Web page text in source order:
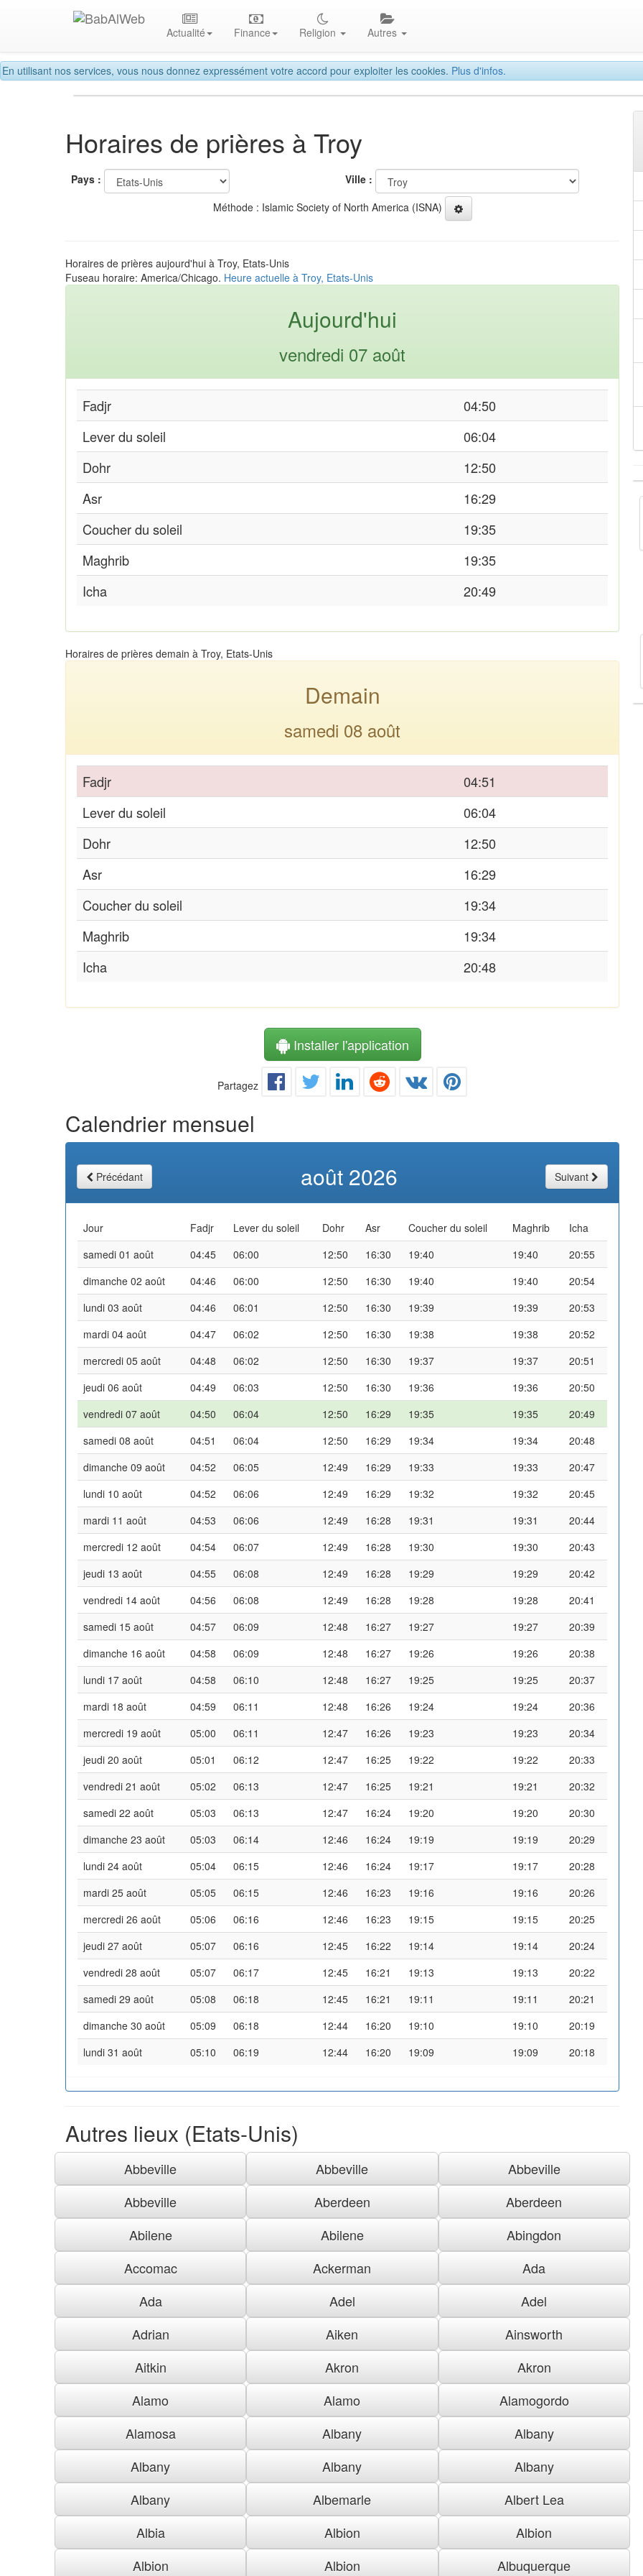
En utilisant nos services, vous nous donnez expressément votre accord pour exploiter les cookies. Plus d'infos.
Actualité Finance Religion Autres
Horaires de prières à Troy
Pays :
Ville :
Méthode : Islamic Society of North America (ISNA)
Horaires de prières aujourd'hui à Troy, Etats-Unis
Fuseau horaire: America/Chicago. Heure actuelle à Troy, Etats-Unis
Aujourd'hui
vendredi 07 août
Fadjr
04:50
Lever du soleil
06:04
Dohr
12:50
Asr
16:29
Coucher du soleil
19:35
Maghrib
19:35
Icha
20:49
Horaires de prières demain à Troy, Etats-Unis
Demain
samedi 08 août
Fadjr
04:51
Lever du soleil
06:04
Dohr
12:50
Asr
16:29
Coucher du soleil
19:34
Maghrib
19:34
Icha
20:48
Installer l'application
Partagez
Calendrier mensuel
Précédant août 2026 Suivant
Jour Fadjr Lever du soleil Dohr Asr Coucher du soleil Maghrib
Icha
samedi 01 août
04:45 06:00 12:50 16:30 19:40 19:40
20:55
dimanche 02 août
04:46 06:00 12:50 16:30 19:40 19:40
20:54
lundi 03 août
04:46 06:01 12:50 16:30 19:39 19:39
20:53
mardi 04 août
04:47 06:02 12:50 16:30 19:38 19:38
20:52
mercredi 05 août
04:48 06:02 12:50 16:30 19:37 19:37
20:51
jeudi 06 août
04:49 06:03 12:50 16:30 19:36 19:36
20:50
vendredi 07 août
04:50 06:04 12:50 16:29 19:35 19:35
20:49
samedi 08 août
04:51 06:04 12:50 16:29 19:34 19:34
20:48
dimanche 09 août
04:52 06:05 12:49 16:29 19:33 19:33
20:47
lundi 10 août
04:52 06:06 12:49 16:29 19:32 19:32
20:45
mardi 11 août
04:53 06:06 12:49 16:28 19:31 19:31
20:44
mercredi 12 août
04:54 06:07 12:49 16:28 19:30 19:30
20:43
jeudi 13 août
04:55 06:08 12:49 16:28 19:29 19:29
20:42
vendredi 14 août
04:56 06:08 12:49 16:28 19:28 19:28
20:41
samedi 15 août
04:57 06:09 12:48 16:27 19:27 19:27
20:39
dimanche 16 août
04:58 06:09 12:48 16:27 19:26 19:26
20:38
lundi 17 août
04:58 06:10 12:48 16:27 19:25 19:25
20:37
mardi 18 août
04:59 06:11 12:48 16:26 19:24 19:24
20:36
mercredi 19 août
05:00 06:11 12:47 16:26 19:23 19:23
20:34
jeudi 20 août
05:01 06:12 12:47 16:25 19:22 19:22
20:33
vendredi 21 août
05:02 06:13 12:47 16:25 19:21 19:21
20:32
samedi 22 août
05:03 06:13 12:47 16:24 19:20 19:20
20:30
dimanche 23 août
05:03 06:14 12:46 16:24 19:19 19:19
20:29
lundi 24 août
05:04 06:15 12:46 16:24 19:17 19:17
20:28
mardi 25 août
05:05 06:15 12:46 16:23 19:16 19:16
20:26
mercredi 26 août
05:06 06:16 12:46 16:23 19:15 19:15
20:25
jeudi 27 août
05:07 06:16 12:45 16:22 19:14 19:14
20:24
vendredi 28 août
05:07 06:17 12:45 16:21 19:13 19:13
20:22
samedi 29 août
05:08 06:18 12:45 16:21 19:11 19:11
20:21
dimanche 30 août
05:09 06:18 12:44 16:20 19:10 19:10
20:19
lundi 31 août
05:10 06:19 12:44 16:20 19:09 19:09 20:18
Autres lieux (Etats-Unis)
Abbeville Abbeville
Abbeville
Abbeville
Aberdeen
Aberdeen
Abilene
Abilene
Abingdon
Accomac
Ackerman
Ada
Ada
Adel
Adel
Adrian
Aiken
Ainsworth
Aitkin
Akron
Akron
Alamo
Alamo
Alamogordo
Alamosa
Albany
Albany
Albany
Albany
Albany
Albany
Albemarle
Albert Lea
Albia
Albion
Albion
Albion
Albion Albuquerque